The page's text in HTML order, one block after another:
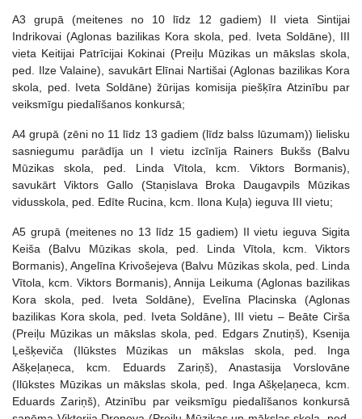
A3 grupā (meitenes no 10 līdz 12 gadiem) II vieta Sintijai
Indrikovai (Aglonas bazilikas Kora skola, ped. Iveta Soldāne), III
vieta Keitijai Patrīcijai Kokinai (Preiļu Mūzikas un mākslas skola,
ped. Ilze Valaine), savukārt Elīnai Nartišai (Aglonas bazilikas Kora
skola, ped. Iveta Soldāne) žūrijas komisija piešķīra Atzinību par
veiksmīgu piedalīšanos konkursā;
A4 grupā (zēni no 11 līdz 13 gadiem (līdz balss lūzumam)) lielisku
sasniegumu parādīja un I vietu izcīnīja Rainers Bukšs (Balvu
Mūzikas skola, ped. Linda Vītola, kcm. Viktors Bormanis),
savukārt Viktors Gallo (Staņislava Broka Daugavpils Mūzikas
vidusskola, ped. Edīte Rucina, kcm. Ilona Kuļa) ieguva III vietu;
A5 grupā (meitenes no 13 līdz 15 gadiem) II vietu ieguva Sigita
Keiša (Balvu Mūzikas skola, ped. Linda Vītola, kcm. Viktors
Bormanis), Angelīna Krivošejeva (Balvu Mūzikas skola, ped. Linda
Vītola, kcm. Viktors Bormanis), Annija Leikuma (Aglonas bazilikas
Kora skola, ped. Iveta Soldāne), Evelīna Placinska (Aglonas
bazilikas Kora skola, ped. Iveta Soldāne), III vietu – Beāte Cirša
(Preiļu Mūzikas un mākslas skola, ped. Edgars Znutiņš), Ksenija
Ļešķeviča (Ilūkstes Mūzikas un mākslas skola, ped. Inga
Ašķeļaņeca, kcm. Eduards Zariņš), Anastasija Vorslovāne
(Ilūkstes Mūzikas un mākslas skola, ped. Inga Ašķeļaņeca, kcm.
Eduards Zariņš), Atzinību par veiksmīgu piedalīšanos konkursā